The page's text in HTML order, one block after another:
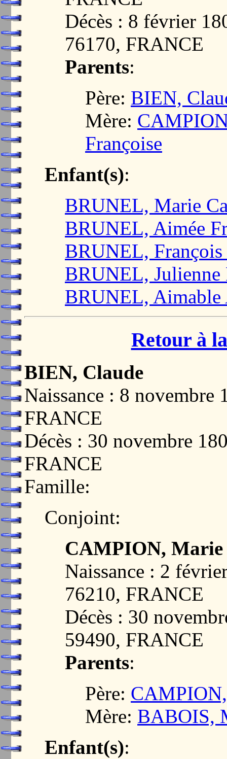
Décès : 8 février
76170, FRANCE
Parents:
Père: BIEN,
Mère:
Françoise
Enfant(s):
BRUNEL, Marie
BRUNEL, Aimée
BRUNEL, François
BRUNEL, Julienne
BRUNEL, Aimable
Retour à
BIEN, Claude
Naissance : 8
FRANCE
Décès : 30 novembre
FRANCE
Famille:
Conjoint:
CAMPION, Marie
Naissance : 2
76210, FRANCE
Décès : 30
59490, FRANCE
Parents:
Père:
Mère: BABOIS,
Enfant(s):